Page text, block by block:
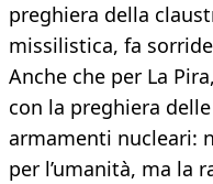
preghiera della
missilistica, fa
Anche che per La
con la preghiera
armamenti nucleari:
per l’umanità, ma la